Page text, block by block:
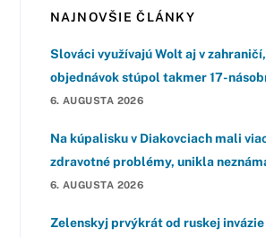
NAJNOVŠIE ČLÁNKY
Slováci využívajú Wolt aj v
objednávok stúpol takmer 17-
6. AUGUSTA 2026
Na kúpalisku v Diakovciach mali
zdravotné problémy, unikla
6. AUGUSTA 2026
Zelenskyj prvýkrát od ruskej